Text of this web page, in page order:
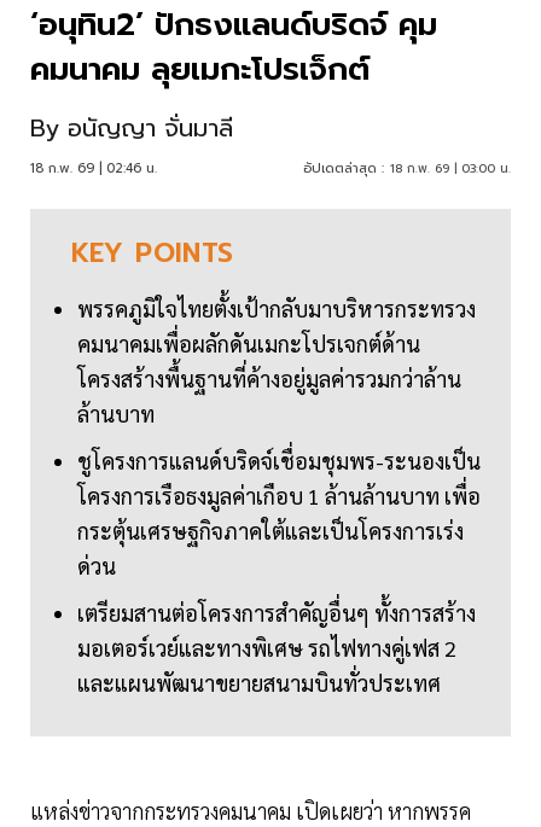
‘อนุทิน2’ ปักธงแลนด์บริดจ์ คุม
คมนาคม ลุยเมกะโปรเจ็กต์
By อนัญญา จั่นมาลี
18 ก.พ. 69 | 02:46 น. อัปเดตล่าสุด : 18 ก.พ. 69 | 03:00 น.
KEY POINTS
พรรคภูมิใจไทยตั้งเป้ากลับมาบริหารกระทรวง
คมนาคมเพื่อผลักดันเมกะโปรเจกต์ด้าน
โครงสร้างพื้นฐานที่ค้างอยู่มูลค่ารวมกว่าล้าน
ล้านบาท
ชูโครงการแลนด์บริดจ์เชื่อมชุมพร-ระนองเป็น
โครงการเรือธงมูลค่าเกือบ 1 ล้านล้านบาท เพื่อ
กระตุ้นเศรษฐกิจภาคใต้และเป็นโครงการเร่ง
ด่วน
เตรียมสานต่อโครงการสำคัญอื่นๆ ทั้งการสร้าง
มอเตอร์เวย์และทางพิเศษ รถไฟทางคู่เฟส 2
และแผนพัฒนาขยายสนามบินทั่วประเทศ
แหล่งข่าวจากกระทรวงคมนาคม เปิดเผยว่า หากพรรค